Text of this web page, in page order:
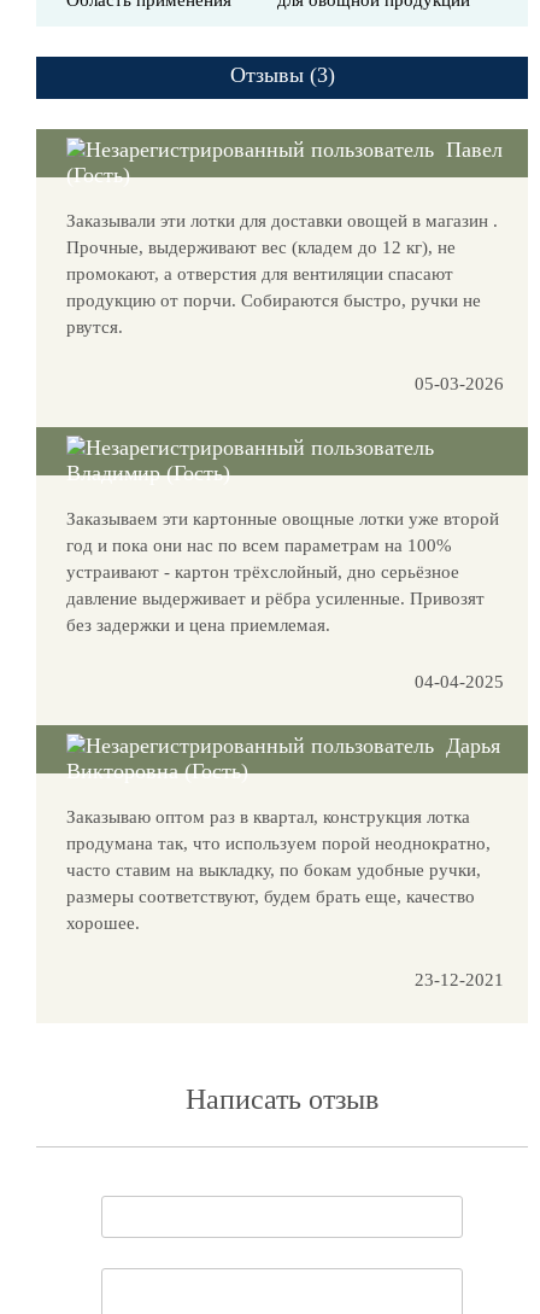
Отзывы (3)
Павел
(Гость)
Заказывали эти лотки для доставки овощей в магазин .
Прочные, выдерживают вес (кладем до 12 кг), не
промокают, а отверстия для вентиляции спасают
продукцию от порчи. Собираются быстро, ручки не
рвутся.
05-03-2026
Владимир (Гость)
Заказываем эти картонные овощные лотки уже второй
год и пока они нас по всем параметрам на 100%
устраивают - картон трёхслойный, дно серьёзное
давление выдерживает и рёбра усиленные. Привозят
без задержки и цена приемлемая.
04-04-2025
Дарья
Викторовна (Гость)
Заказываю оптом раз в квартал, конструкция лотка
продумана так, что используем порой неоднократно,
часто ставим на выкладку, по бокам удобные ручки,
размеры соответствуют, будем брать еще, качество
хорошее.
23-12-2021
Написать отзыв